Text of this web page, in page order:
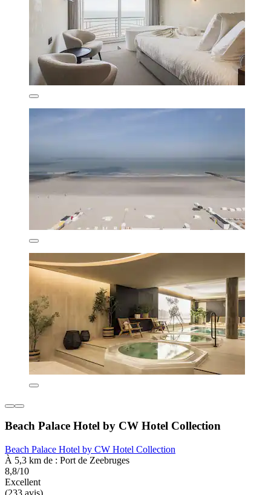
Beach Palace Hotel by CW Hotel Collection
Beach Palace Hotel by CW Hotel Collection
À 5,3 km de : Port de Zeebruges
8,8/10
Excellent
(233 avis)